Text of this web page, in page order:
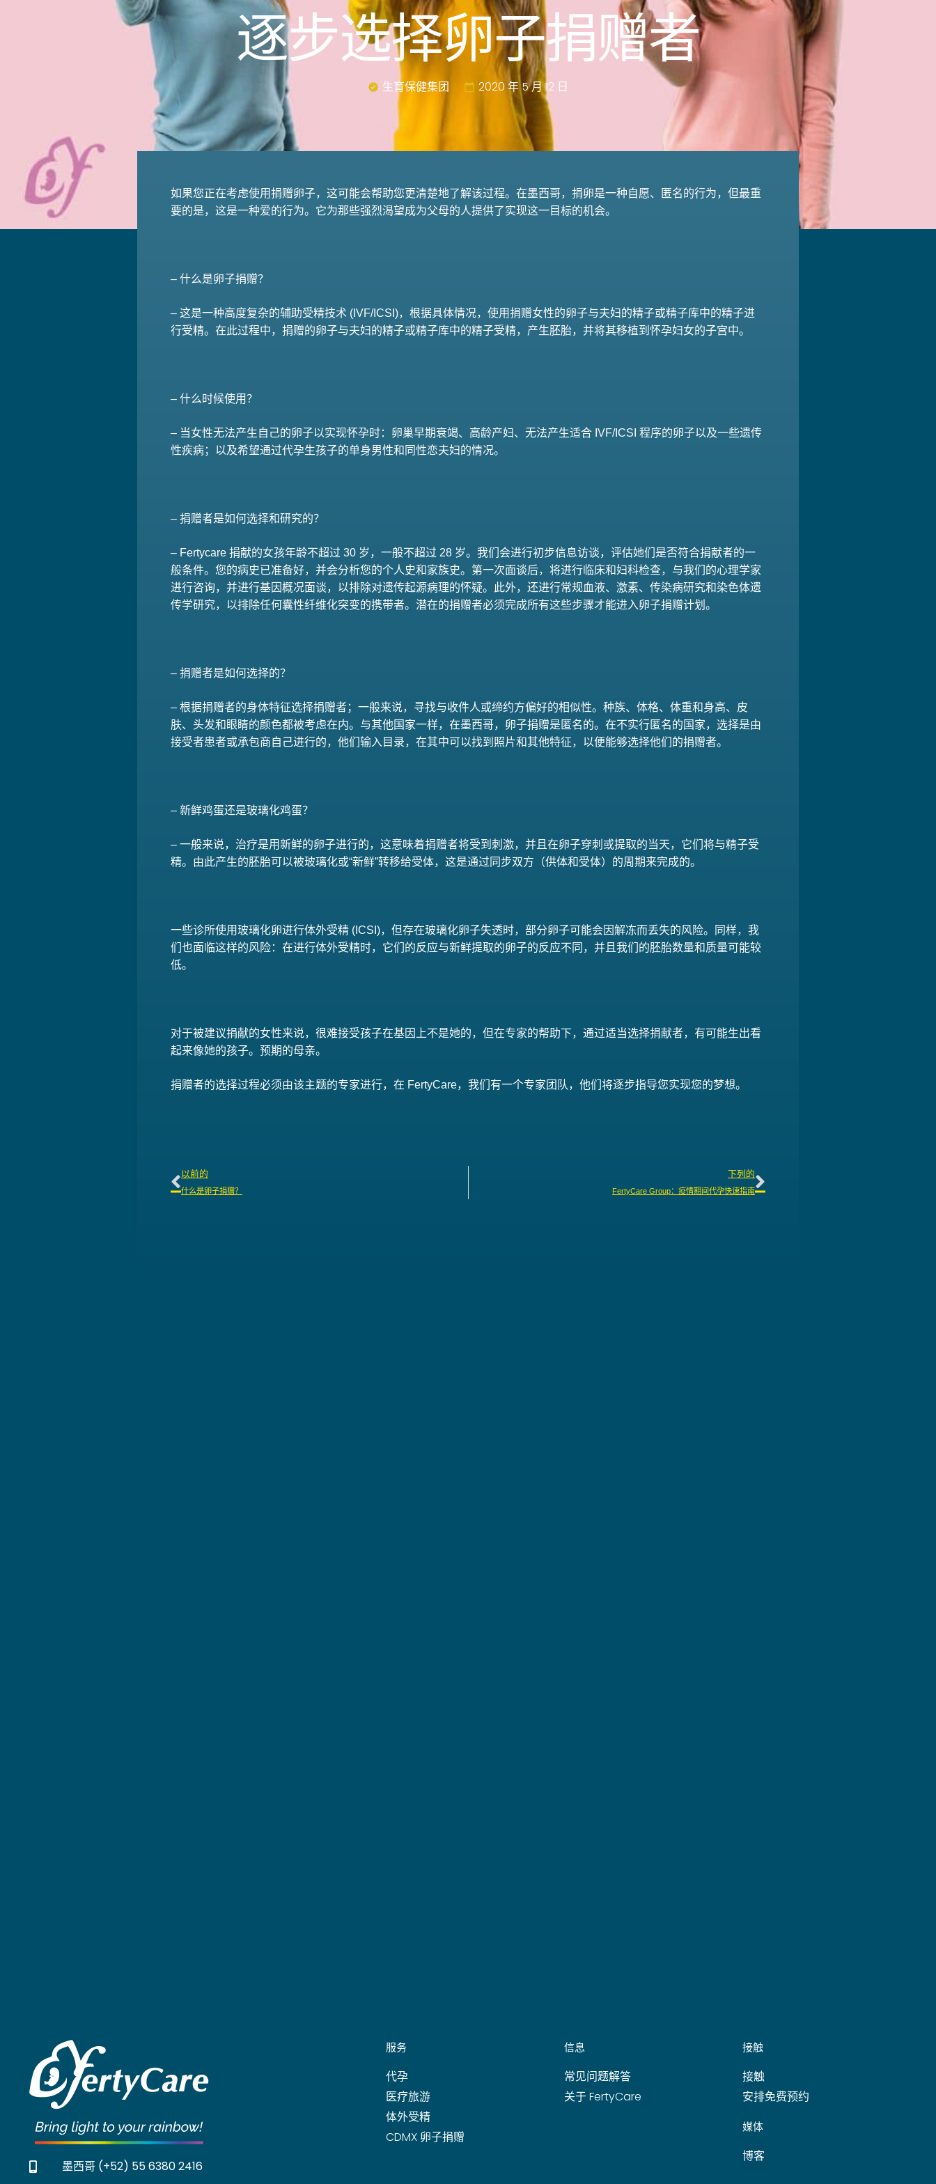
逐步选择卵子捐赠者
生育保健集团 2020 年 5 月 12 日
如果您正在考虑使用捐赠卵子，这可能会帮助您更清楚地了解该过程。在墨西哥，捐卵是一种自愿、匿名的行为，但最重
要的是，这是一种爱的行为。它为那些强烈渴望成为父母的人提供了实现这一目标的机会。
– 什么是卵子捐赠？
– 这是一种高度复杂的辅助受精技术 (IVF/ICSI)，根据具体情况，使用捐赠女性的卵子与夫妇的精子或精子库中的精子进
行受精。在此过程中，捐赠的卵子与夫妇的精子或精子库中的精子受精，产生胚胎，并将其移植到怀孕妇女的子宫中。
– 什么时候使用？
– 当女性无法产生自己的卵子以实现怀孕时：卵巢早期衰竭、高龄产妇、无法产生适合 IVF/ICSI 程序的卵子以及一些遗传
性疾病；以及希望通过代孕生孩子的单身男性和同性恋夫妇的情况。
– 捐赠者是如何选择和研究的？
– Fertycare 捐献的女孩年龄不超过 30 岁，一般不超过 28 岁。我们会进行初步信息访谈，评估她们是否符合捐献者的一
般条件。您的病史已准备好，并会分析您的个人史和家族史。第一次面谈后，将进行临床和妇科检查，与我们的心理学家
进行咨询，并进行基因概况面谈，以排除对遗传起源病理的怀疑。此外，还进行常规血液、激素、传染病研究和染色体遗
传学研究，以排除任何囊性纤维化突变的携带者。潜在的捐赠者必须完成所有这些步骤才能进入卵子捐赠计划。
– 捐赠者是如何选择的？
– 根据捐赠者的身体特征选择捐赠者；一般来说，寻找与收件人或缔约方偏好的相似性。种族、体格、体重和身高、皮
肤、头发和眼睛的颜色都被考虑在内。与其他国家一样，在墨西哥，卵子捐赠是匿名的。在不实行匿名的国家，选择是由
接受者患者或承包商自己进行的，他们输入目录，在其中可以找到照片和其他特征，以便能够选择他们的捐赠者。
– 新鲜鸡蛋还是玻璃化鸡蛋？
– 一般来说，治疗是用新鲜的卵子进行的，这意味着捐赠者将受到刺激，并且在卵子穿刺或提取的当天，它们将与精子受
精。由此产生的胚胎可以被玻璃化或“新鲜”转移给受体，这是通过同步双方（供体和受体）的周期来完成的。
一些诊所使用玻璃化卵进行体外受精 (ICSI)，但存在玻璃化卵子失透时，部分卵子可能会因解冻而丢失的风险。同样，我
们也面临这样的风险：在进行体外受精时，它们的反应与新鲜提取的卵子的反应不同，并且我们的胚胎数量和质量可能较
低。
对于被建议捐献的女性来说，很难接受孩子在基因上不是她的，但在专家的帮助下，通过适当选择捐献者，有可能生出看
起来像她的孩子。预期的母亲。
捐赠者的选择过程必须由该主题的专家进行，在 FertyCare，我们有一个专家团队，他们将逐步指导您实现您的梦想。
以前的
什么是卵子捐赠？
下列的
FertyCare Group：疫情期间代孕快速指南
墨西哥 (+52) 55 6380 2416
服务
代孕
医疗旅游
体外受精
CDMX 卵子捐赠
信息
常见问题解答
关于 FertyCare
接触
接触
安排免费预约
媒体
博客